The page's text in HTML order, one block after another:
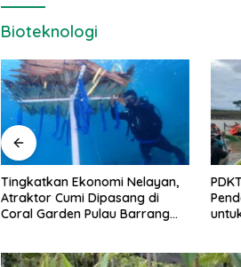
Bioteknologi
PDKT Danau Tempe :
Pendekatan Kearifan Lokal
untuk Keberlanjutan Sumber
Cara
dan